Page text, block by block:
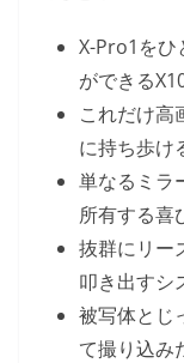
X-Pro1をひ
ができる
これだけ高
に持ち歩け
単なるミラ
所有する喜
抜群にリー
叩き出すシ
被写体とじ
て撮り込み